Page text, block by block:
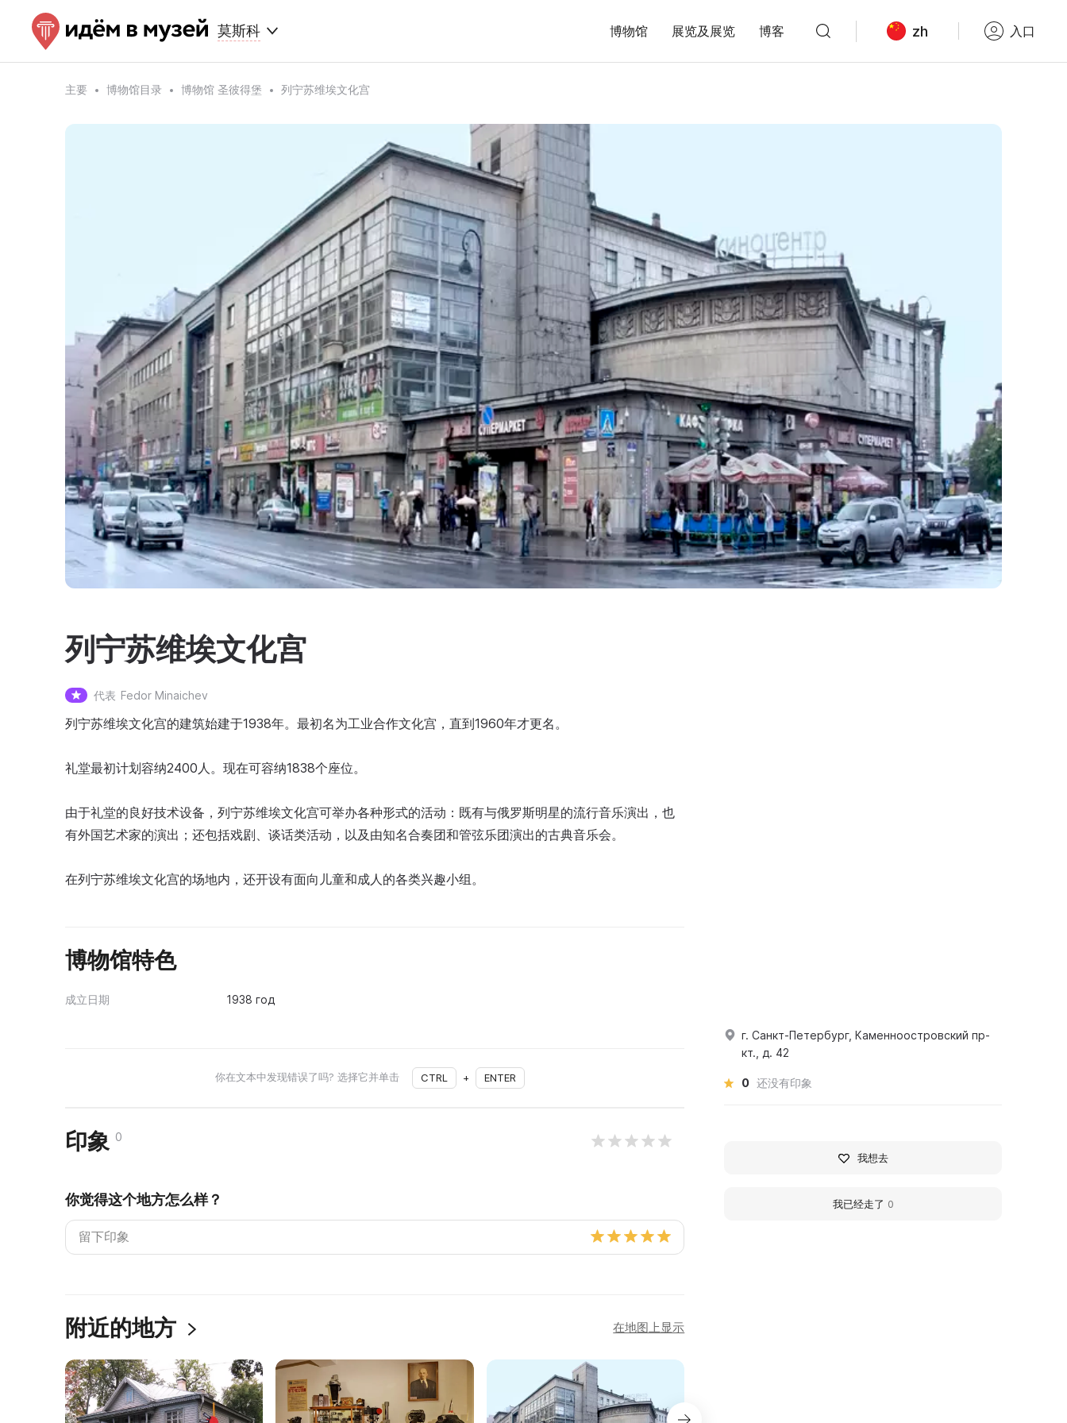
莫斯科 博物馆 展览及展览 博客 zh 入口
主要 博物馆目录 博物馆 圣彼得堡 列宁苏维埃文化宫
列宁苏维埃文化宫
代表 Fedor Minaichev
列宁苏维埃文化宫的建筑始建于1938年。最初名为工业合作文化宫，直到1960年才更名。
礼堂最初计划容纳2400人。现在可容纳1838个座位。
由于礼堂的良好技术设备，列宁苏维埃文化宫可举办各种形式的活动：既有与俄罗斯明星的流行音乐演出，也
有外国艺术家的演出；还包括戏剧、谈话类活动，以及由知名合奏团和管弦乐团演出的古典音乐会。
在列宁苏维埃文化宫的场地内，还开设有面向儿童和成人的各类兴趣小组。
博物馆特色
成立日期 1938 год
你在文本中发现错误了吗? 选择它并单击 CTRL + ENTER
印象 0
你觉得这个地方怎么样？
附近的地方 在地图上显示
г. Санкт-Петербург, Каменноостровский пр-
кт., д. 42
0 还没有印象
我想去
我已经走了 0